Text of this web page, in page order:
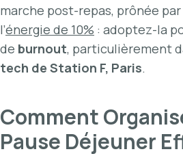
marche post-repas, prônée par
l’énergie de 10% : adoptez-la
de burnout, particulièrement
tech de Station F, Paris.
Comment
Pause Déjeuner